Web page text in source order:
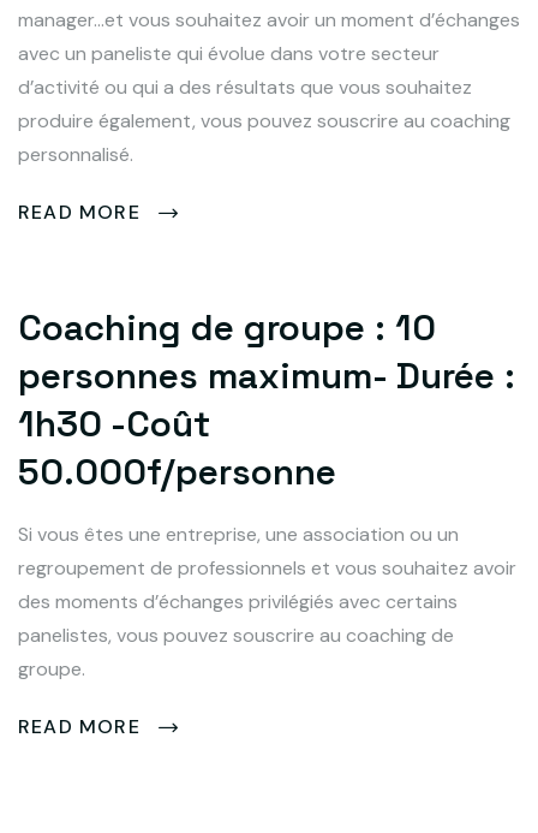
manager…et vous souhaitez avoir un moment d’échanges
avec un paneliste qui évolue dans votre secteur
d’activité ou qui a des résultats que vous souhaitez
produire également, vous pouvez souscrire au coaching
personnalisé.
READ MORE
Coaching de groupe : 10
personnes maximum- Durée :
1h30 -Coût
50.000f/personne
Si vous êtes une entreprise, une association ou un
regroupement de professionnels et vous souhaitez avoir
des moments d’échanges privilégiés avec certains
panelistes, vous pouvez souscrire au coaching de
groupe.
READ MORE